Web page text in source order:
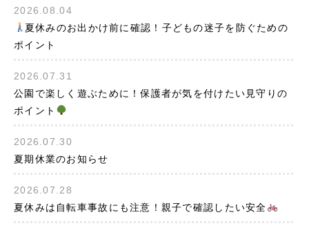
2026.08.04
夏休みのお出かけ前に確認！子どもの迷子を防ぐための
ポイント
2026.07.31
公園で楽しく遊ぶために！保護者が気を付けたい見守りの
ポイント
2026.07.30
夏期休業のお知らせ
2026.07.28
夏休みは自転車事故にも注意！親子で確認したい安全